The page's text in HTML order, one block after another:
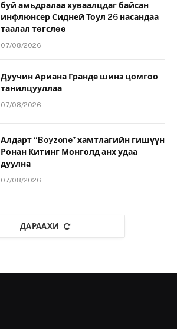
буй амьдралаа хуваалцдаг байсан
инфлюнсер Сидней Тоул 26 насандаа
таалал төгслөө
07/08/2026
Дуучин Ариана Гранде шинэ цомгоо
танилцууллаа
07/08/2026
Алдарт “Boyzone” хамтлагийн гишүүн
Ронан Китинг Монголд анх удаа
дуулна
07/08/2026
ДАРААХИ